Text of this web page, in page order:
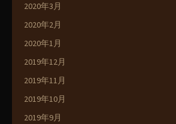
2020年3月
2020年2月
2020年1月
2019年12月
2019年11月
2019年10月
2019年9月